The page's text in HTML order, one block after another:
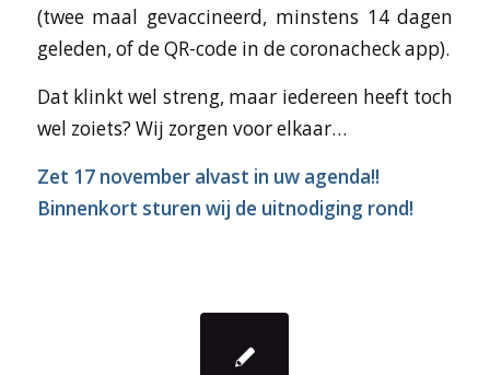
(twee maal gevaccineerd, minstens 14 dagen
geleden, of de QR-code in de coronacheck app).
Dat klinkt wel streng, maar iedereen heeft toch
wel zoiets? Wij zorgen voor elkaar…
Zet 17 november alvast in uw agenda!!
Binnenkort sturen wij de uitnodiging rond!